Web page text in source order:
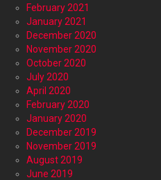
February 2021
January 2021
December 2020
November 2020
October 2020
July 2020
April 2020
February 2020
January 2020
December 2019
November 2019
August 2019
June 2019